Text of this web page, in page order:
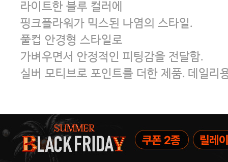
라이트한 블루 컬러에
핑크플라워가 믹스된 나염의 스타일.
풀컵 안경형 스타일로
가벼우면서 안정적인 피팅감을 전달함.
실버 모티브로 포인트를 더한 제품. 데일리